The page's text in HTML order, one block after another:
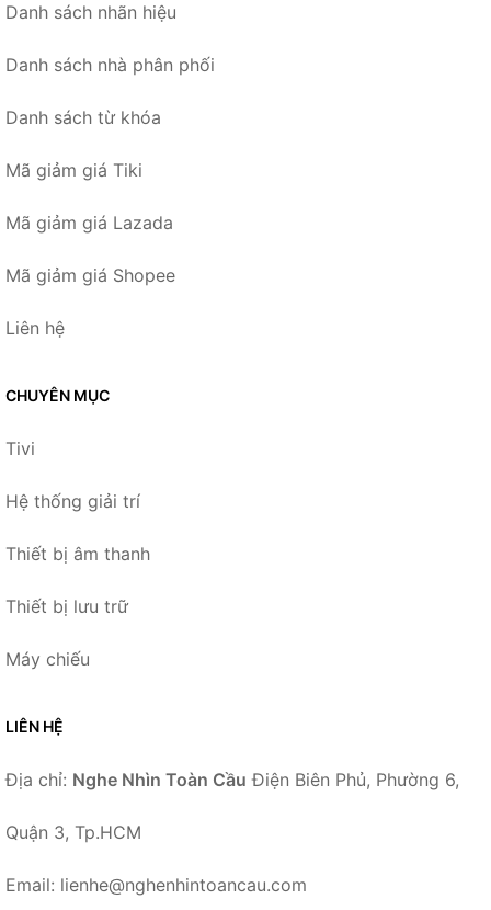
Danh sách nhãn hiệu
Danh sách nhà phân phối
Danh sách từ khóa
Mã giảm giá Tiki
Mã giảm giá Lazada
Mã giảm giá Shopee
Liên hệ
CHUYÊN MỤC
Tivi
Hệ thống giải trí
Thiết bị âm thanh
Thiết bị lưu trữ
Máy chiếu
LIÊN HỆ
Địa chỉ: Nghe Nhìn Toàn Cầu Điện Biên Phủ, Phường 6,
Quận 3, Tp.HCM
Email: lienhe@nghenhintoancau.com